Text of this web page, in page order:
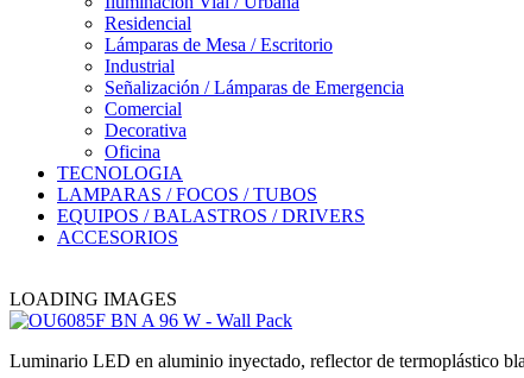
Residencial
Lámparas de Mesa / Escritorio
Industrial
Señalización / Lámparas de Emergencia
Comercial
Decorativa
Oficina
TECNOLOGIA
LAMPARAS / FOCOS / TUBOS
EQUIPOS / BALASTROS / DRIVERS
ACCESORIOS
LOADING IMAGES
Luminario LED en aluminio inyectado, reflector de termoplástico